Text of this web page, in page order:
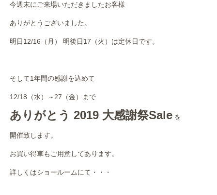
作業事例
今週末にご来場いただきましたお客様
ありがとうございました。
明日12/16（月） 明後日17（火）は定休日です。
そして1年間の感謝を込めて
12/18（水）～27（金）まで
ありがとう 2019 大感謝祭Saleを
開催致します。
お買い得車もご用意してあります。
詳しくはショールームにて・・・